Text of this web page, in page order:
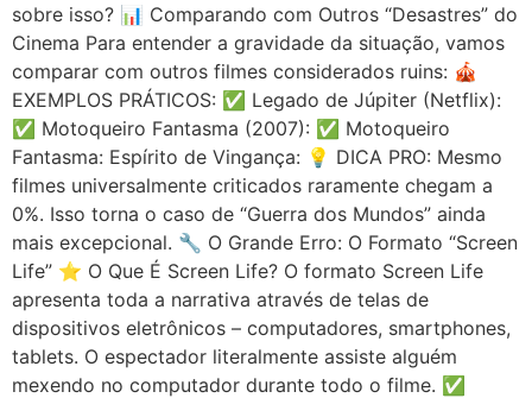
sobre isso? 📊 Comparando com Outros “Desastres” do
Cinema Para entender a gravidade da situação, vamos
comparar com outros filmes considerados ruins: 🎪
EXEMPLOS PRÁTICOS: ✅ Legado de Júpiter (Netflix):
✅ Motoqueiro Fantasma (2007): ✅ Motoqueiro
Fantasma: Espírito de Vingança: 💡 DICA PRO: Mesmo
filmes universalmente criticados raramente chegam a
0%. Isso torna o caso de “Guerra dos Mundos” ainda
mais excepcional. 🔧 O Grande Erro: O Formato “Screen
Life” ⭐ O Que É Screen Life? O formato Screen Life
apresenta toda a narrativa através de telas de
dispositivos eletrônicos – computadores, smartphones,
tablets. O espectador literalmente assiste alguém
mexendo no computador durante todo o filme. ✅